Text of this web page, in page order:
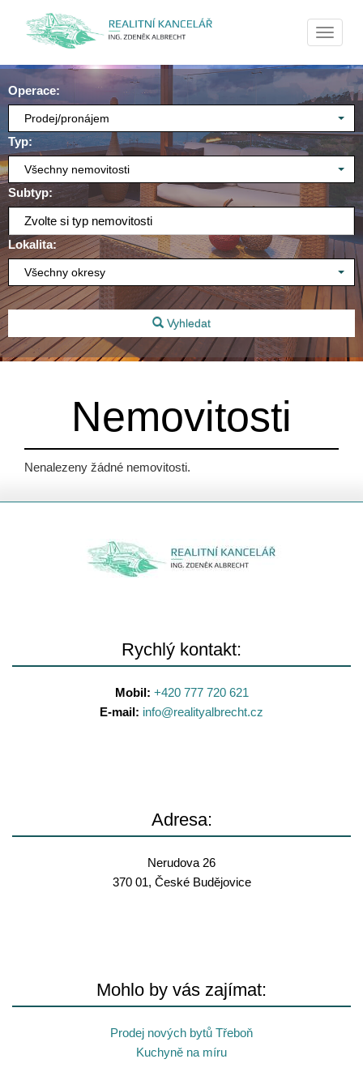
Operace:
Prodej/pronájem
Typ:
Všechny nemovitosti
Subtyp:
Zvolte si typ nemovitosti
Lokalita:
Všechny okresy
Vyhledat
Nemovitosti
Nenalezeny žádné nemovitosti.
Rychlý kontakt:
Mobil: +420 777 720 621
E-mail: info@realityalbrecht.cz
Adresa:
Nerudova 26
370 01, České Budějovice
Mohlo by vás zajímat:
Prodej nových bytů Třeboň
Kuchyně na míru